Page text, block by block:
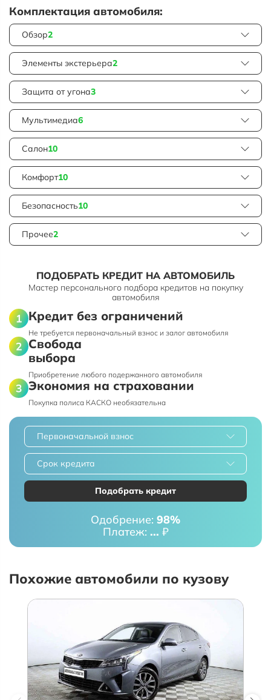
Комплектация автомобиля:
Обзор2
Элементы экстерьера2
Защита от угона3
Мультимедиа6
Салон10
Комфорт10
Безопасность10
Прочее2
ПОДОБРАТЬ КРЕДИТ НА АВТОМОБИЛЬ
Мастер персонального подбора кредитов на покупку
автомобиля
Кредит без ограничений
Не требуется первоначальный взнос и залог автомобиля
Свобода
выбора
Приобретение любого подержанного автомобиля
Экономия на страховании
Покупка полиса КАСКО необязательна
Первоначальной взнос
Срок кредита
Подобрать кредит
Одобрение: 98%
Платеж: ... ₽
Похожие автомобили по кузову